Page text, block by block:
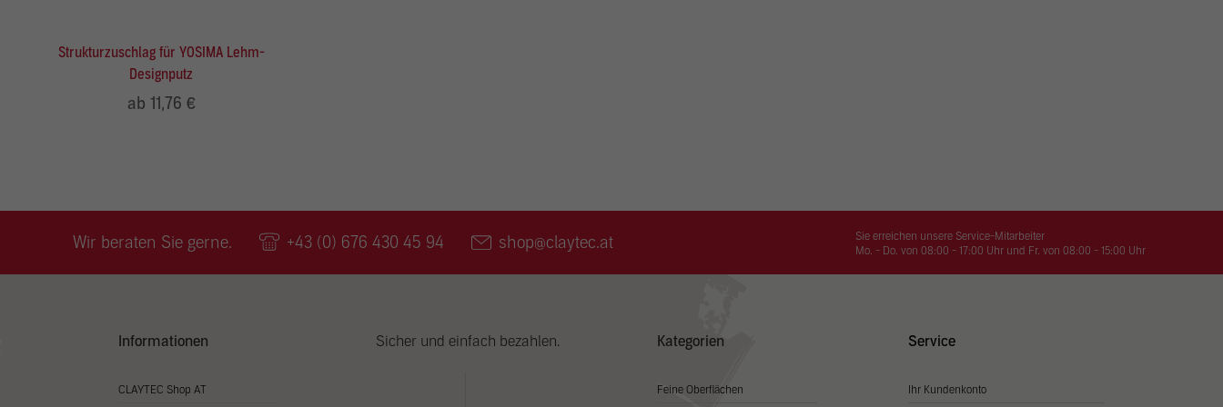
Strukturzuschlag für YOSIMA Lehm-
Designputz
ab 11,76 €
Wir beraten Sie gerne. +43 (0) 676 430 45 94 shop@claytec.at
Sie erreichen unsere Service-Mitarbeiter
Mo. - Do. von 08:00 - 17:00 Uhr und Fr. von 08:00 - 15:00 Uhr
Informationen
CLAYTEC Shop AT
Sicher und einfach bezahlen. Kategorien
Feine Oberflächen
Service
Ihr Kundenkonto